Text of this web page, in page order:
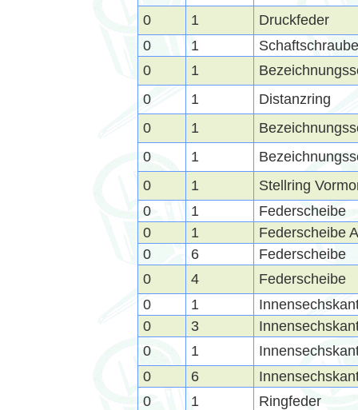
0
1
Druckfeder
0
1
0
1
0
1
Distanzring
0
1
0
1
0
1
Stellring
0
1
Federscheibe
0
1
Federscheibe
0
6
Federscheibe
0
4
Federscheibe
0
1
0
3
0
1
0
6
0
1
Ringfeder